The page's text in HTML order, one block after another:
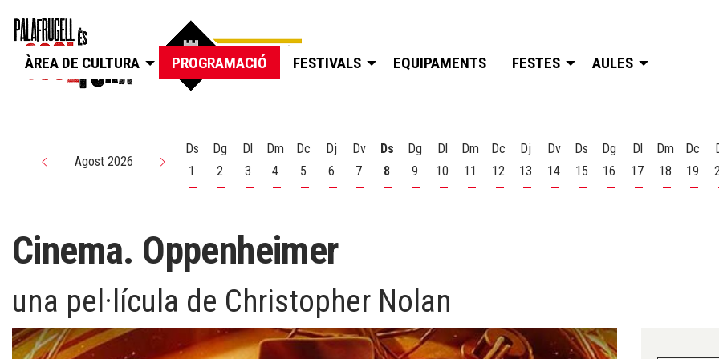
ÀREA DE CULTURA PROGRAMACIÓ FESTIVALS EQUIPAMENTS FESTES AULES
Agost 2026
Ds
1
Dissabte 1 d'agost
Dg
2
Diumenge 2 d'agost
Dl
3
Dilluns 3 d'agost
Dm
4
Dimarts 4 d'agost
Dc
5
Dimecres 5 d'agost
Dj
6
Dijous 6 d'agost
Dv
7
Divendres 7 d'agost
Ds
8
Dissabte 8 d'agost
Dg
9
Diumenge 9 d'agost
Dl
10
Dilluns 10 d'agost
Dm
11
Dimarts 11 d'agost
Dc
12
Dimecres 12 d'agost
Dj
13
Dijous 13 d'agost
Dv
14
Divendres 14 d'agost
Ds
15
Dissabte 15 d'agost
Dg
16
Diumenge 16 d'agost
Dl
17
Dilluns 17
Dm
18
Dimarts
Dc
19
Cinema. Oppenheimer
una pel·lícula de Christopher Nolan